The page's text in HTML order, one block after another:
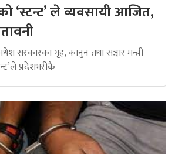
‘स्टन्ट’ ले व्यवसायी आजित,
सरकारका गृह, कानुन तथा सञ्चार मन्त्री
प्रदेशभरीकै